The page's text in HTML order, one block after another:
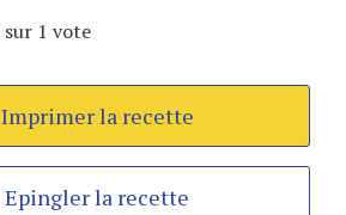
sur 1 vote
Imprimer la recette
Epingler la recette